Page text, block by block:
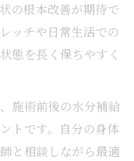
の根本改善が期待で
ッチや日常生活での
態を長く保ちやすく
施術前後の水分補給
トです。自分の身体
と相談しながら最適